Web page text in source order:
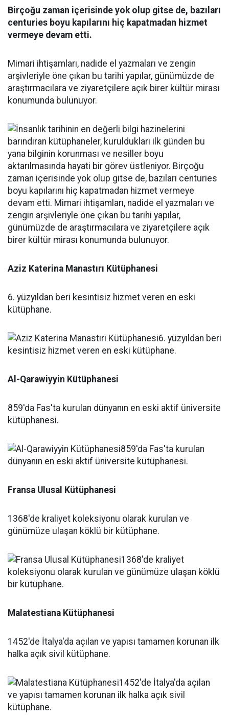
Birçoğu zaman içerisinde yok olup gitse de, bazıları
centuries boyu kapılarını hiç kapatmadan hizmet
vermeye devam etti.
Mimari ihtişamları, nadide el yazmaları ve zengin
arşivleriyle öne çıkan bu tarihi yapılar, günümüzde de
araştırmacılara ve ziyaretçilere açık birer kültür mirası
konumunda bulunuyor.
Aziz Katerina Manastırı Kütüphanesi
6. yüzyıldan beri kesintisiz hizmet veren en eski
kütüphane.
Al-Qarawiyyin Kütüphanesi
859'da Fas'ta kurulan dünyanın en eski aktif üniversite
kütüphanesi.
Fransa Ulusal Kütüphanesi
1368'de kraliyet koleksiyonu olarak kurulan ve
günümüze ulaşan köklü bir kütüphane.
Malatestiana Kütüphanesi
1452'de İtalya'da açılan ve yapısı tamamen korunan ilk
halka açık sivil kütüphane.